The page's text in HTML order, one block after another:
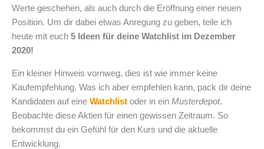
Werte geschehen, als auch durch die Eröffnung einer neuen
Position. Um dir dabei etwas Anregung zu geben, teile ich
heute mit euch 5 Ideen für deine Watchlist im Dezember
2020!
Ein kleiner Hinweis vornweg, dies ist wie immer keine
Kaufempfehlung. Was ich aber empfehlen kann, pack dir deine
Kandidaten auf eine Watchlist oder in ein Musterdepot.
Beobachte diese Aktien für einen gewissen Zeitraum. So
bekommst du ein Gefühl für den Kurs und die aktuelle
Entwicklung.